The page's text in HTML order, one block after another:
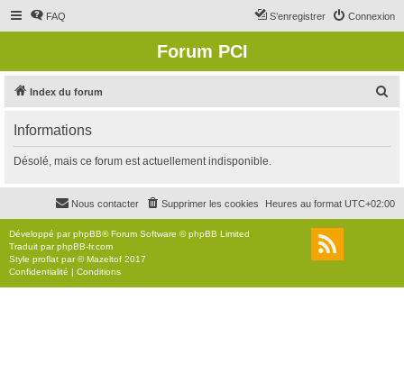
FAQ Connexion
S’enregistrer
Forum PCI
Index du forum
r
c
r
Informations
Désolé, mais ce forum est actuellement indisponible.
Heures au format UTC+02:00
Supprimer les cookies
Nous contacter
Développé parphpBB® Forum Software © phpBB Limited
Traduit parphpBB-fr.com
Style proflat par ©Mazeltof 2017
Confidentialité | Conditions